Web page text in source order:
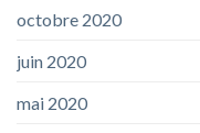
octobre 2020
juin 2020
mai 2020